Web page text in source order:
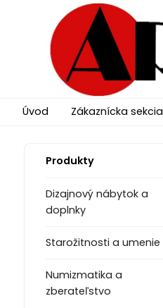
Úvod Zákaznícka sekcia
Produkty
Dizajnový nábytok a
doplnky
Starožitnosti a umenie
Numizmatika a
zberateľstvo